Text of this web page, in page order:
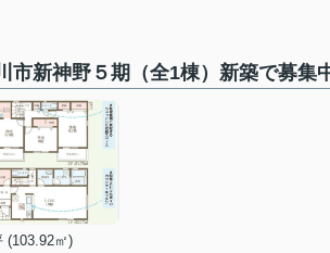
市新神野５期（全1棟）新築で募集
(103.92㎡)